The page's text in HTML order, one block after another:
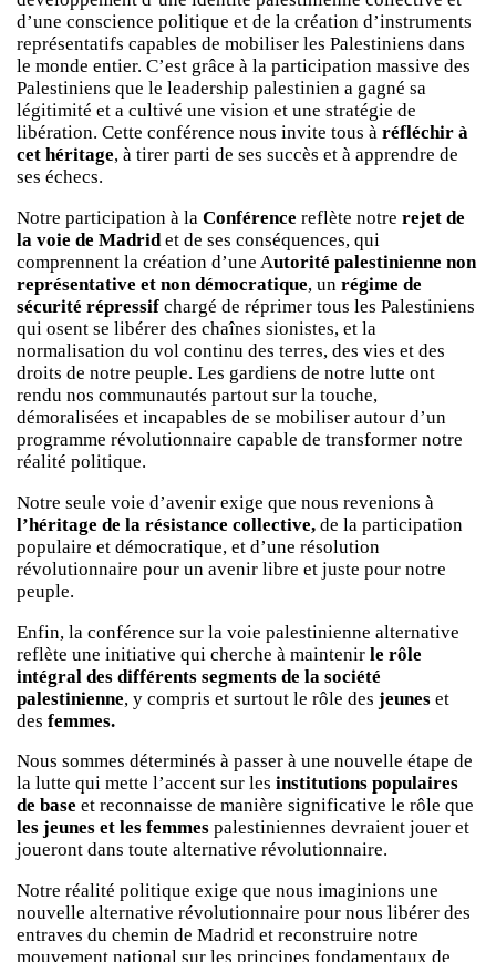
d’une conscience politique et de la création d’instruments
représentatifs capables de mobiliser les Palestiniens dans
le monde entier. C’est grâce à la participation massive des
Palestiniens que le leadership palestinien a gagné sa
légitimité et a cultivé une vision et une stratégie de
libération. Cette conférence nous invite tous à réfléchir à
cet héritage, à tirer parti de ses succès et à apprendre de
ses échecs.
Notre participation à la Conférence reflète notre rejet de
la voie de Madridet de ses conséquences, qui
comprennent la création d’une Autorité palestinienne non
représentative et non démocratique, un régime de
sécurité répressif chargé de réprimer tous les Palestiniens
qui osent se libérer des chaînes sionistes, et la
normalisation du vol continu des terres, des vies et des
droits de notre peuple. Les gardiens de notre lutte ont
rendu nos communautés partout sur la touche,
démoralisées et incapables de se mobiliser autour d’un
programme révolutionnaire capable de transformer notre
réalité politique.
Notre seule voie d’avenir exige que nous revenions à
l’héritage de la résistance collective, de la participation
populaire et démocratique, et d’une résolution
révolutionnaire pour un avenir libre et juste pour notre
peuple.
Enfin, la conférence sur la voie palestinienne alternative
reflète une initiative qui cherche à maintenir le rôle
intégral des différents segments de la société
palestinienne, y compris et surtout le rôle des jeunes et
des femmes.
Nous sommes déterminés à passer à une nouvelle étape de
la lutte qui mette l’accent sur les institutions populaires
de base et reconnaisse de manière significative le rôle que
les jeunes et les femmes palestiniennes devraient jouer et
joueront dans toute alternative révolutionnaire.
Notre réalité politique exige que nous imaginions une
nouvelle alternative révolutionnaire pour nous libérer des
entraves du chemin de Madrid et reconstruire notre
mouvement national sur les principes fondamentaux de